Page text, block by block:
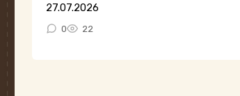
27.07.2026
0 22